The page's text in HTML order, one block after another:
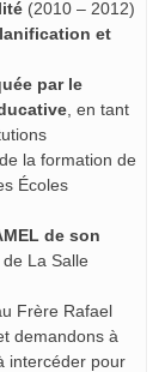
(2010 – 2012)
et
par le
, en tant
la formation de
Écoles
de son
La Salle
Frère Rafael
demandons à
intercéder pour